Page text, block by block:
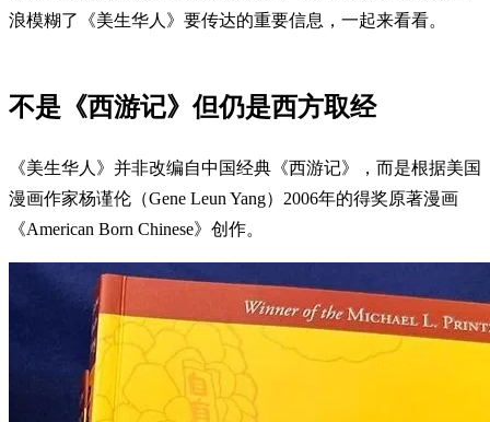
浪模糊了《美生华人》要传达的重要信息，一起来看看。
不是《西游记》但仍是西方取经
《美生华人》并非改编自中国经典《西游记》，而是根据美国
漫画作家杨谨伦（Gene Leun Yang）2006年的得奖原著漫画
《American Born Chinese》创作。